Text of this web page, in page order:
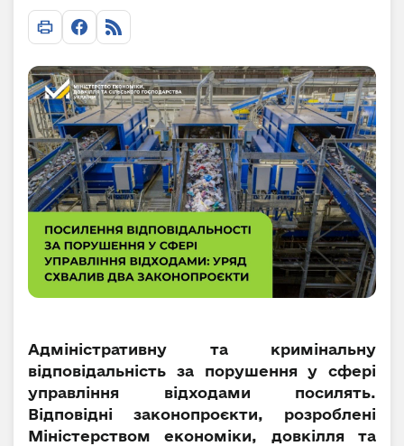
Адміністративну та кримінальну
відповідальність за порушення у сфері
управління відходами посилять.
Відповідні законопроєкти, розроблені
Міністерством економіки, довкілля та